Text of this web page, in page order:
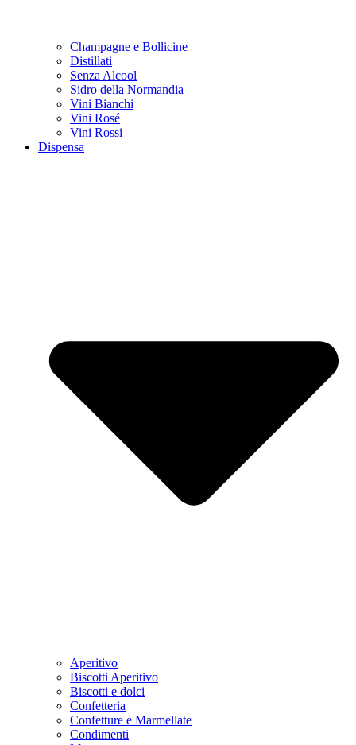
Champagne e Bollicine
Distillati
Senza Alcool
Sidro della Normandia
Vini Bianchi
Vini Rosé
Vini Rossi
Dispensa
Aperitivo
Biscotti Aperitivo
Biscotti e dolci
Confetteria
Confetture e Marmellate
Condimenti